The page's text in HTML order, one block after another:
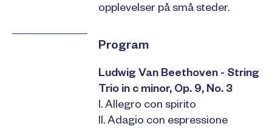
opplevelser på små steder.
Program
Ludwig Van Beethoven - String
Trio in c minor, Op. 9, No. 3
I. Allegro con spirito
II. Adagio con espressione